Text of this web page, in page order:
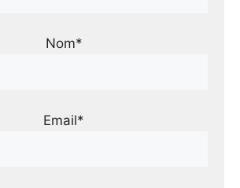
Nom*
Email*